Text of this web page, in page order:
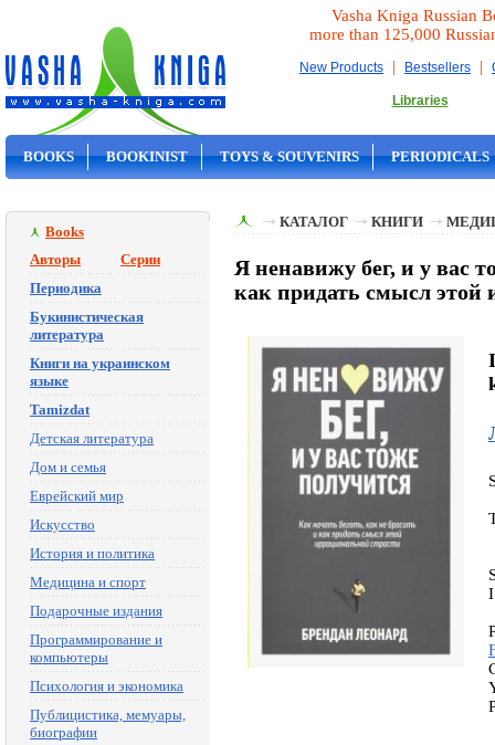
Vasha Kniga Russian
more than 125,000
New Products | Bestsellers |
Libraries
BOOKS BOOKINIST TOYS & SOUVENIRS PERIODICALS
Books
Авторы
Серии
Периодика
Букинистическая
литература
Книги на украинском
языке
Tamizdat
Детская литература
Дом и семья
Еврейский мир
Искусство
История и политика
Медицина и спорт
Подарочные издания
Программирование и
компьютеры
Психология и экономика
Публицистика, мемуары,
биографии
КАТАЛОГ КНИГИ
Я ненавижу бег, и у вас
как придать смысл этой